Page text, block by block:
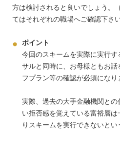
方は検討されると良いでしょう。
てはそれぞれの職場へご確認下さい
ポイント
今回のスキームを実際に実行
サルと同時に、お母様ともお
フプラン等の確認が必須になり
実際、過去の大手金融機関と
い拒否感を覚えている富裕層
りスキームを実行できないとい